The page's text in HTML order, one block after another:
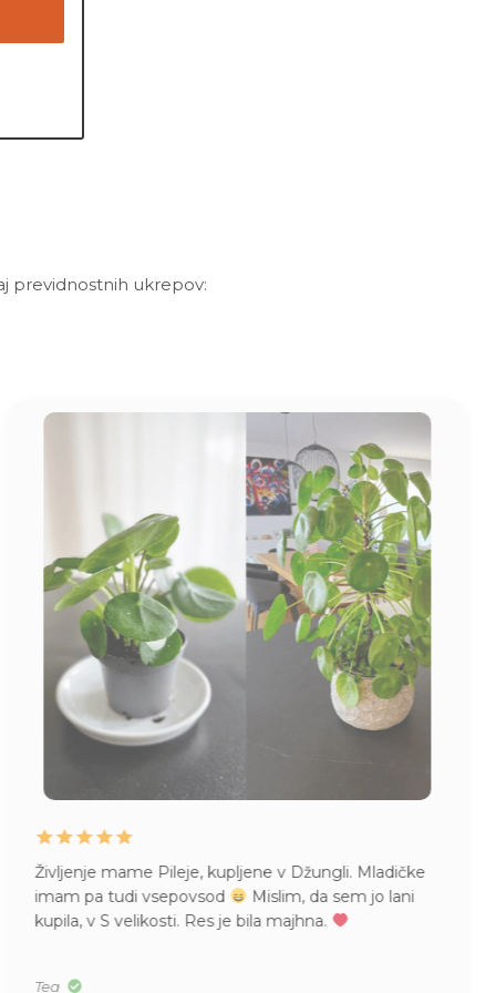
previdnostnih ukrepov:
Življenje mame Pileje, kupljene v Džungli. Mladičke
imam pa tudi vsepovsod
Mislim, da sem jo lani
kupila, v S velikosti. Res je bila majhna.
Tea